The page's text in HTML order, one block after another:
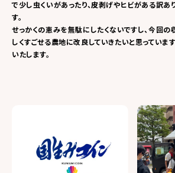
で少し虫くいがあったり、皮剥げやヒビがある訳あ
す。
せっかくの恵みを無駄にしたくないですし、今回
しくすごせる農地に改良していきたいと思っていま
いたします。